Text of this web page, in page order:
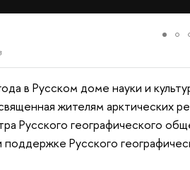
в Русском доме науки и
жителям арктических
Русского географического
Русского